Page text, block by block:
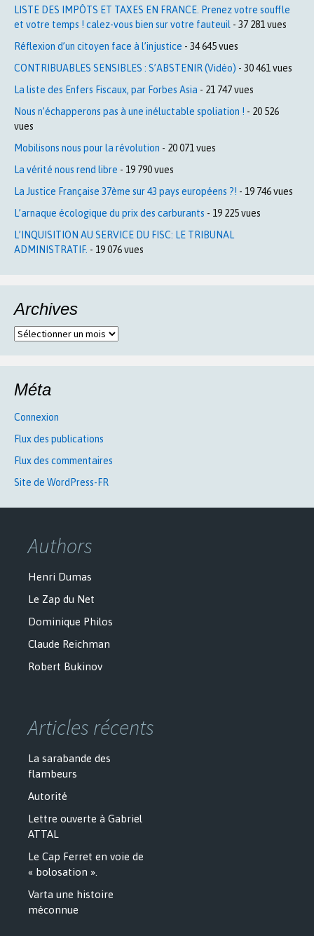
LISTE DES IMPÔTS ET TAXES EN FRANCE. Prenez votre souffle
et votre temps ! calez-vous bien sur votre fauteuil - 37 281 vues
Réflexion d’un citoyen face à l’injustice - 34 645 vues
CONTRIBUABLES SENSIBLES : S’ABSTENIR (Vidéo) - 30 461 vues
La liste des Enfers Fiscaux, par Forbes Asia - 21 747 vues
Nous n’échapperons pas à une inéluctable spoliation ! - 20 526
vues
Mobilisons nous pour la révolution - 20 071 vues
La vérité nous rend libre - 19 790 vues
La Justice Française 37ème sur 43 pays européens ?! - 19 746 vues
L’arnaque écologique du prix des carburants - 19 225 vues
L’INQUISITION AU SERVICE DU FISC: LE TRIBUNAL
ADMINISTRATIF. - 19 076 vues
Archives
Archives
Méta
Connexion
Flux des publications
Flux des commentaires
Site de WordPress-FR
Authors
Henri Dumas
Le Zap du Net
Dominique Philos
Claude Reichman
Robert Bukinov
Articles récents
La sarabande des
flambeurs
Autorité
Lettre ouverte à Gabriel
ATTAL
Le Cap Ferret en voie de
« bolosation ».
Varta une histoire
méconnue